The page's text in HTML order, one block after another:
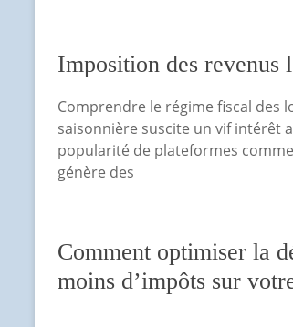
Imposition des revenus
Comprendre le régime fiscal des
saisonnière suscite un vif intérêt
popularité de plateformes
génère des
Comment optimiser la
moins d’impôts sur